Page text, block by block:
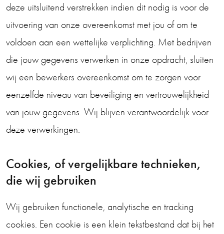
deze uitsluitend verstrekken indien dit nodig is voor de
uitvoering van onze overeenkomst met jou of om te
voldoen aan een wettelijke verplichting. Met bedrijven
die jouw gegevens verwerken in onze opdracht, sluiten
wij een bewerkers overeenkomst om te zorgen voor
eenzelfde niveau van beveiliging en vertrouwelijkheid
van jouw gegevens. Wij blijven verantwoordelijk voor
deze verwerkingen.
Cookies, of vergelijkbare technieken,
die wij gebruiken
Wij gebruiken functionele, analytische en tracking
cookies. Een cookie is een klein tekstbestand dat bij het